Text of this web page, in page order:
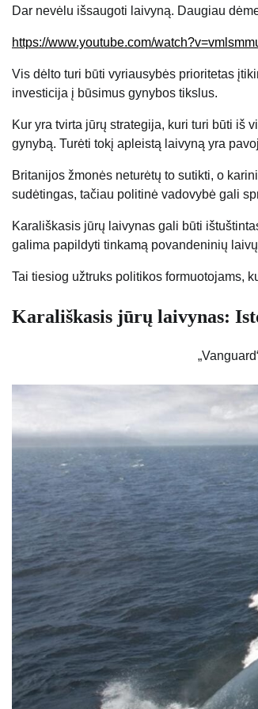
Dar nevėlu išsaugoti laivyną. Daugiau
https://www.youtube.com/
Vis dėlto turi būti vyriausybės prioritetas
investicija į būsimus gynybos tikslus.
Kur yra tvirta jūrų strategija, kuri turi būti iš
gynybą. Turėti tokį apleistą laivyną yra
Britanijos žmonės neturėtų to sutikti, o
sudėtingas, tačiau politinė vadovybė gali
Karališkasis jūrų laivynas gali būti
galima papildyti tinkamą povandeninių
Tai tiesiog užtruks politikos formuotojams,
Karališkasis jūrų laivynas: